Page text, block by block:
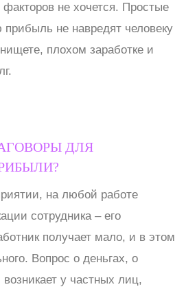
не хочется. Простые
не навредят человеку
плохом заработке и
ДЛЯ
на любой работе
сотрудника – его
получает мало, и в этом
Вопрос о деньгах, о
у частных лиц,